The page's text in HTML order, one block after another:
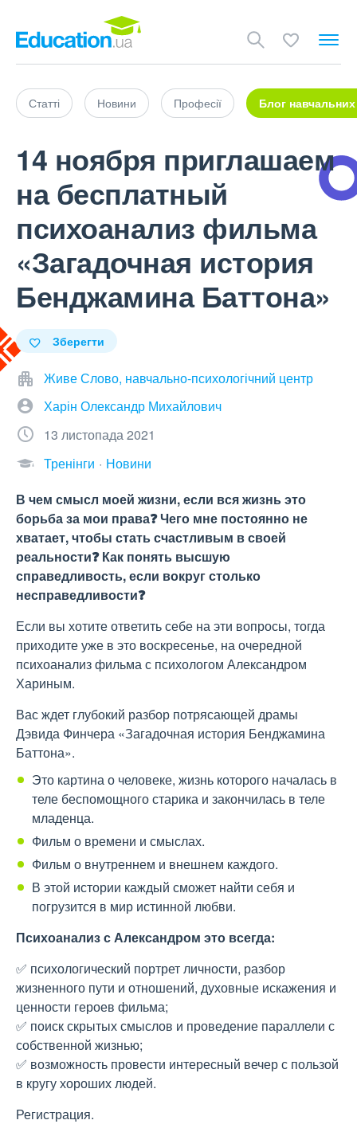
Статті Новини Професії Блог навчальних
14 ноября приглашаем
на бесплатный
психоанализ фильма
«Загадочная история
Бенджамина Баттона»
Зберегти
Живе Слово, навчально-психологічний центр
Харін Олександр Михайлович
13 листопада 2021
Тренінги
Новини
В чем смысл моей жизни, если вся жизнь это
борьба за мои права❓ Чего мне постоянно не
хватает, чтобы стать счастливым в своей
реальности❓ Как понять высшую
справедливость, если вокруг столько
несправедливости❓
Если вы хотите ответить себе на эти вопросы, тогда
приходите уже в это воскресенье, на очередной
психоанализ фильма с психологом Александром
Хариным.
Вас ждет глубокий разбор потрясающей драмы
Дэвида Финчера «Загадочная история Бенджамина
Баттона».
Это картина о человеке, жизнь которого началась в
теле беспомощного старика и закончилась в теле
младенца.
Фильм о времени и смыслах.
Фильм о внутреннем и внешнем каждого.
В этой истории каждый сможет найти себя и
погрузится в мир истинной любви.
Психоанализ с Александром это всегда:
✅ психологический портрет личности, разбор
жизненного пути и отношений, духовные искажения и
ценности героев фильма;
✅ поиск скрытых смыслов и проведение параллели с
собственной жизнью;
✅ возможность провести интересный вечер с пользой
в кругу хороших людей.
Регистрация.